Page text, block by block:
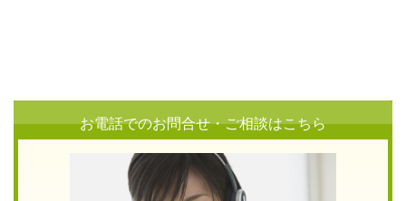
お電話でのお問合せ・ご相談はこちら